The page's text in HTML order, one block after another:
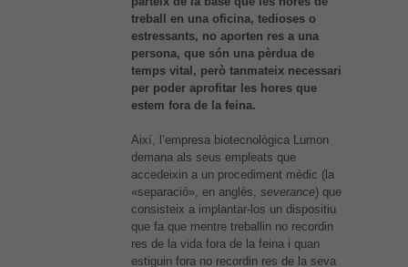
treball en una oficina, tedioses o
estressants, no aporten res a una
persona, que són una pèrdua de
temps vital, però tanmateix necessari
per poder aprofitar les hores que
estem fora de la feina.
Així, l’empresa biotecnològica Lumon
demana als seus empleats que
accedeixin a un procediment mèdic (la
«separació», en anglès, severance) que
consisteix a implantar-los un dispositiu
que fa que mentre treballin no recordin
res de la vida fora de la feina i quan
estiguin fora no recordin res de la seva